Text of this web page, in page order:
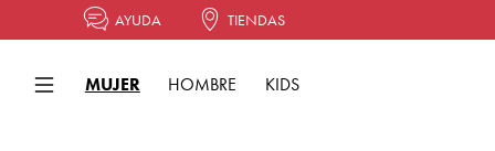
AYUDA TIENDAS
MUJER HOMBRE KIDS